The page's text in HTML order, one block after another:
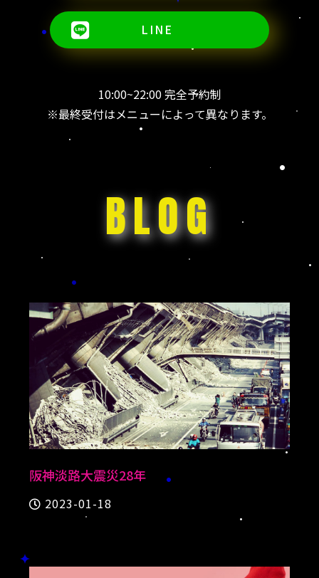
LINE
10:00~22:00 完全予約制
※最終受付はメニューによって異なります。
BLOG
阪神淡路大震災28年
2023-01-18